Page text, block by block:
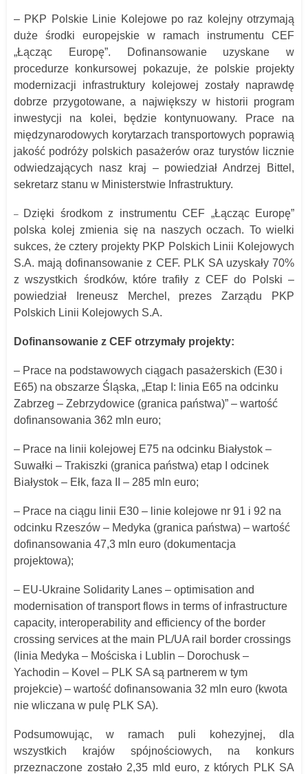
– PKP Polskie Linie Kolejowe po raz kolejny otrzymają
duże środki europejskie w ramach instrumentu CEF
„Łącząc Europę”. Dofinansowanie uzyskane w
procedurze konkursowej pokazuje, że polskie projekty
modernizacji infrastruktury kolejowej zostały naprawdę
dobrze przygotowane, a największy w historii program
inwestycji na kolei, będzie kontynuowany. Prace na
międzynarodowych korytarzach transportowych poprawią
jakość podróży polskich pasażerów oraz turystów licznie
odwiedzających nasz kraj – powiedział Andrzej Bittel,
sekretarz stanu w Ministerstwie Infrastruktury.
–
Dzięki środkom z instrumentu CEF „Łącząc Europę”
polska kolej zmienia się na naszych oczach. To wielki
sukces, że cztery projekty PKP Polskich Linii Kolejowych
S.A. mają dofinansowanie z CEF. PLK SA uzyskały 70%
z wszystkich środków, które trafiły z CEF do Polski –
powiedział Ireneusz Merchel, prezes Zarządu PKP
Polskich Linii Kolejowych S.A.
Dofinansowanie z CEF otrzymały projekty:
– Prace na podstawowych ciągach pasażerskich (E30 i
E65) na obszarze Śląska, „Etap I: linia E65 na odcinku
Zabrzeg – Zebrzydowice (granica państwa)” – wartość
dofinansowania 362 mln euro;
– Prace na linii kolejowej E75 na odcinku Białystok –
Suwałki – Trakiszki (granica państwa) etap I odcinek
Białystok – Ełk, faza II – 285 mln euro;
– Prace na ciągu linii E30 – linie kolejowe nr 91 i 92 na
odcinku Rzeszów – Medyka (granica państwa) – wartość
dofinansowania 47,3 mln euro (dokumentacja
projektowa);
– EU-Ukraine Solidarity Lanes – optimisation and
modernisation of transport flows in terms of infrastructure
capacity, interoperability and efficiency of the border
crossing services at the main PL/UA rail border crossings
(linia Medyka – Mościska i Lublin – Dorochusk –
Yachodin – Kovel – PLK SA są partnerem w tym
projekcie) – wartość dofinansowania 32 mln euro (kwota
nie wliczana w pulę PLK SA).
Podsumowując, w ramach puli kohezyjnej, dla
wszystkich krajów spójnościowych, na konkurs
przeznaczone zostało 2,35 mld euro, z których PLK SA